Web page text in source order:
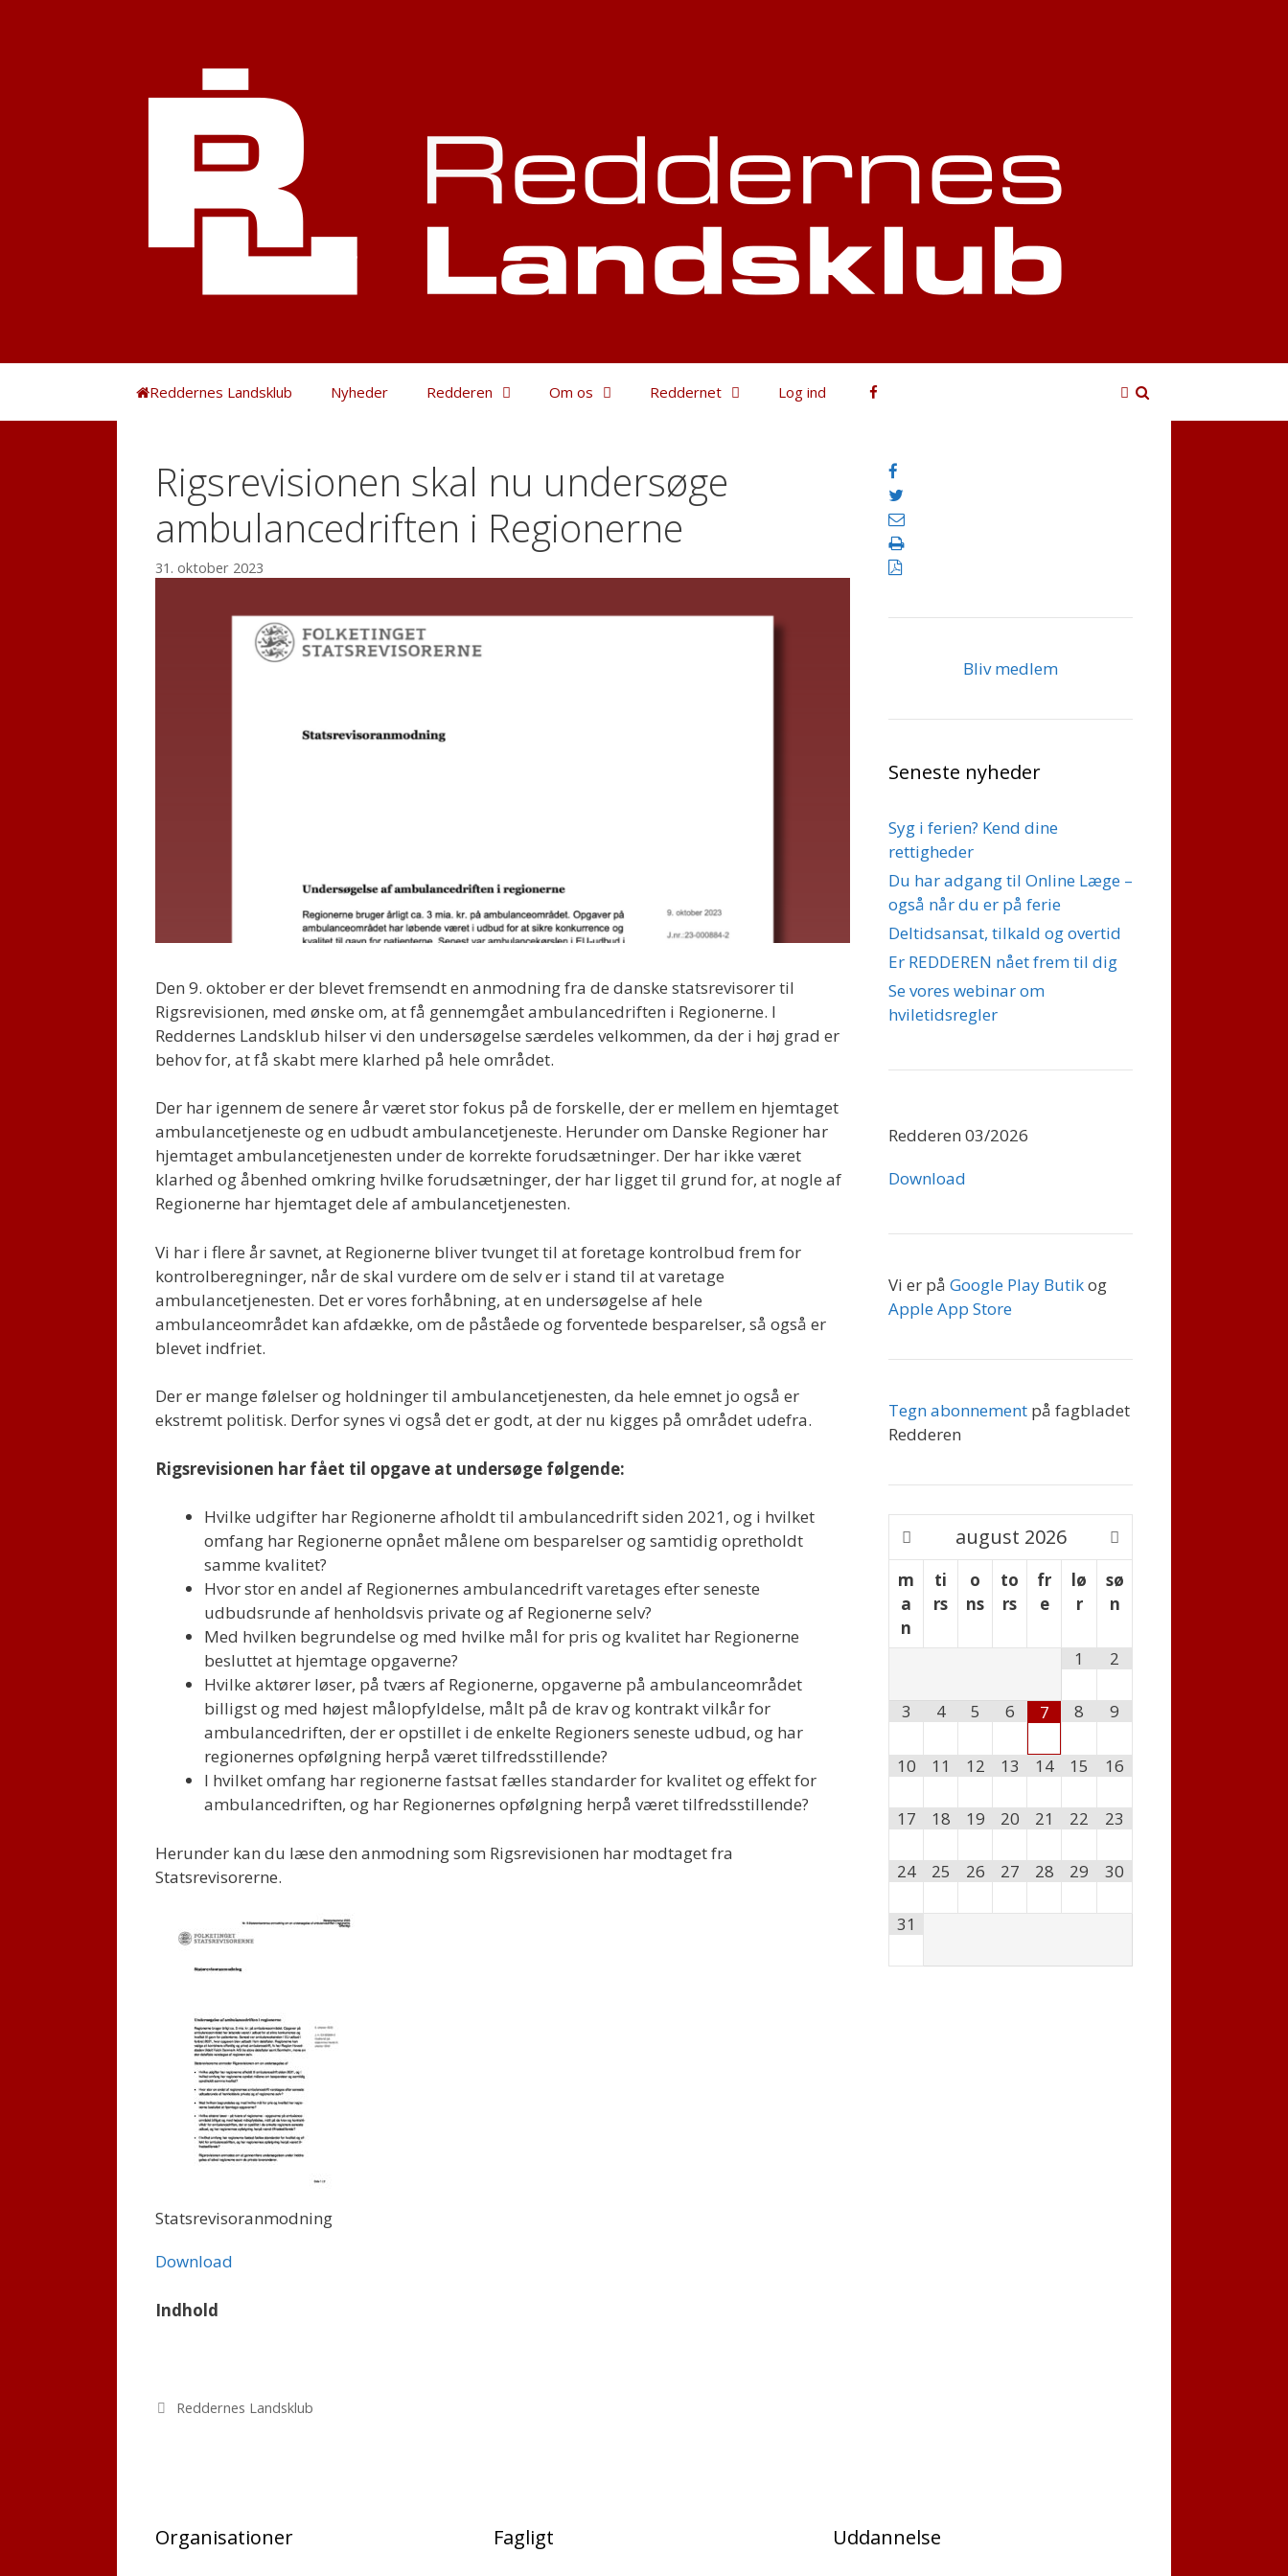
Reddernes Landsklub Nyheder Redderen Om os Reddernet Log ind
Rigsrevisionen skal nu undersøge
ambulancedriften i Regionerne
31. oktober 2023
Den 9. oktober er der blevet fremsendt en anmodning fra de danske statsrevisorer til
Rigsrevisionen, med ønske om, at få gennemgået ambulancedriften i Regionerne. I
Reddernes Landsklub hilser vi den undersøgelse særdeles velkommen, da der i høj grad er
behov for, at få skabt mere klarhed på hele området.
Der har igennem de senere år været stor fokus på de forskelle, der er mellem en hjemtaget
ambulancetjeneste og en udbudt ambulancetjeneste. Herunder om Danske Regioner har
hjemtaget ambulancetjenesten under de korrekte forudsætninger. Der har ikke været
klarhed og åbenhed omkring hvilke forudsætninger, der har ligget til grund for, at nogle af
Regionerne har hjemtaget dele af ambulancetjenesten.
Vi har i flere år savnet, at Regionerne bliver tvunget til at foretage kontrolbud frem for
kontrolberegninger, når de skal vurdere om de selv er i stand til at varetage
ambulancetjenesten. Det er vores forhåbning, at en undersøgelse af hele
ambulanceområdet kan afdække, om de påståede og forventede besparelser, så også er
blevet indfriet.
Der er mange følelser og holdninger til ambulancetjenesten, da hele emnet jo også er
ekstremt politisk. Derfor synes vi også det er godt, at der nu kigges på området udefra.
Rigsrevisionen har fået til opgave at undersøge følgende:
Hvilke udgifter har Regionerne afholdt til ambulancedrift siden 2021, og i hvilket
omfang har Regionerne opnået målene om besparelser og samtidig opretholdt
samme kvalitet?
Hvor stor en andel af Regionernes ambulancedrift varetages efter seneste
udbudsrunde af henholdsvis private og af Regionerne selv?
Med hvilken begrundelse og med hvilke mål for pris og kvalitet har Regionerne
besluttet at hjemtage opgaverne?
Hvilke aktører løser, på tværs af Regionerne, opgaverne på ambulanceområdet
billigst og med højest målopfyldelse, målt på de krav og kontrakt vilkår for
ambulancedriften, der er opstillet i de enkelte Regioners seneste udbud, og har
regionernes opfølgning herpå været tilfredsstillende?
I hvilket omfang har regionerne fastsat fælles standarder for kvalitet og effekt for
ambulancedriften, og har Regionernes opfølgning herpå været tilfredsstillende?
Herunder kan du læse den anmodning som Rigsrevisionen har modtaget fra
Statsrevisorerne.
Statsrevisoranmodning
Download
Indhold
Kategorier
Reddernes Landsklub
Bliv medlem
Seneste nyheder
Syg i ferien? Kend dine
rettigheder
Du har adgang til Online Læge –
også når du er på ferie
Deltidsansat, tilkald og overtid
Er REDDEREN nået frem til dig
Se vores webinar om
hviletidsregler
Redderen 03/2026
Download
Vi er på Google Play Butikog
Apple App Store
Tegn abonnement på fagbladet
Redderen
august 2026
m
a
n
ti
rs
o
ns
to
rs
fr
e
lø
r
sø
n
1 2
3 4 5 6 7 8 9
10 11 12 13 14 15 16
17 18 19 20 21 22 23
24 25 26 27 28 29 30
31
Organisationer Fagligt Uddannelse